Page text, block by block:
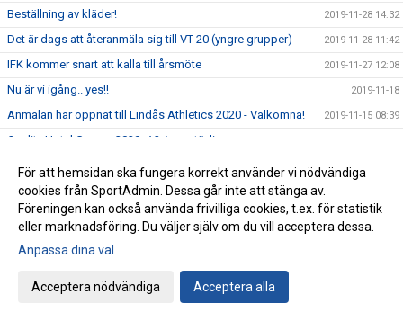
Beställning av kläder! 2019-11-28 14:32
Det är dags att återanmäla sig till VT-20 (yngre grupper) 2019-11-28 11:42
IFK kommer snart att kalla till årsmöte 2019-11-27 12:08
Nu är vi igång.. yes!! 2019-11-18
Anmälan har öppnat till Lindås Athletics 2020 - Välkomna! 2019-11-15 08:39
Quality Hotel Games 2020 - Vinterns tävlingsresa
IFK Göteborg Friidrott och OnePartnerGroup har tecknat
tvåårigt samarbetsavtal
2019-11-09 09:18
Helgen 19-20 oktober ordnades ett läger för klubbens
ungdomar födda 2006 och 2007
2019-10-22 14:23
Hej bästa Kamrater i IFK Göteborg Friidrott.
Funktionärsanmälan för 2020 är öppen
Nästa webbshop öppnar 21 oktober
För att hemsidan ska fungera korrekt använder vi nödvändiga
cookies från SportAdmin. Dessa går inte att stänga av.
Föreningen kan också använda frivilliga cookies, t.ex. för statistik
eller marknadsföring. Du väljer själv om du vill acceptera dessa.
Anpassa dina val
Acceptera nödvändiga Acceptera alla